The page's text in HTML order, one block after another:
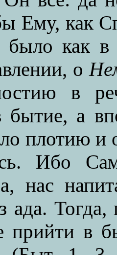
Ему, как
как в
о
в
а
плотию и
Ибо
нас
ада.
прийти в